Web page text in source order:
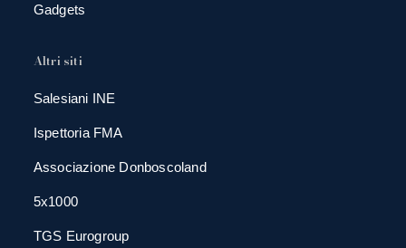
Gadgets
Altri siti
Salesiani INE
Ispettoria FMA
Associazione Donboscoland
5x1000
TGS Eurogroup